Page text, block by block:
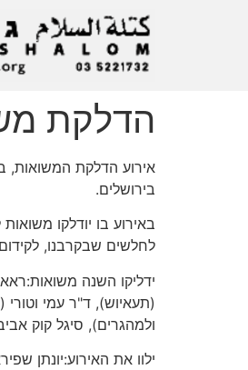
הדלקת
בירושלים.
לחלשים שבקרבנו, לקידום
ידליקו השנה
(תעאיוש), ד"ר עמי
ולמהגרים), סיגל קוק
ילוו את האירוע:יונתן